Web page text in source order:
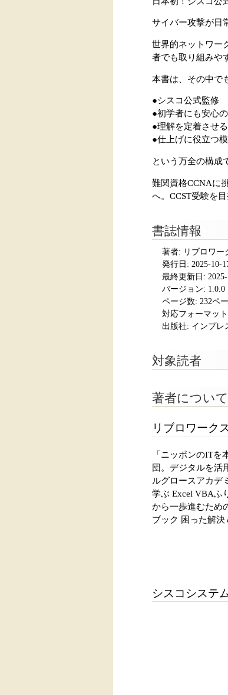
サイバー攻撃が日
世界的ネットワー
者でも取り組みや
本書は、その中で
●シスコ公式監修
●初学者にも安心
●理解を定着させ
●仕上げに役立つ
という万全の構成
難関資格CCNAに
へ。CCST受験を
書誌情報
著者: リブロワー
発行日: 2025-10-
最終更新日:
バージョン: 1.0.0
ページ数: 232ペ
対応フォーマッ
出版社: インプレ
対象読者
著者について
リブロワークス
「ニッポンのIT
団。デジタルを活
ルグロースアカデ
学ぶ Excel VBAふ
から一歩進むため
ブック 困った解決
シスコシステ